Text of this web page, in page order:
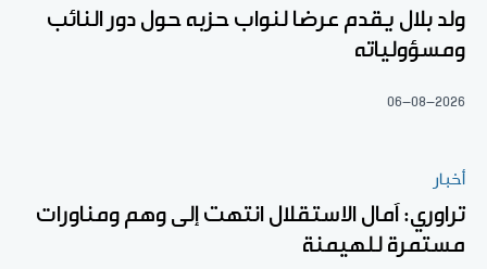
ولد بلال يقدم عرضا لنواب حزبه حول دور النائب
ومسؤولياته
06-08-2026
أخبار
تراوري: آمال الاستقلال انتهت إلى وهم ومناورات
مستمرة للهيمنة